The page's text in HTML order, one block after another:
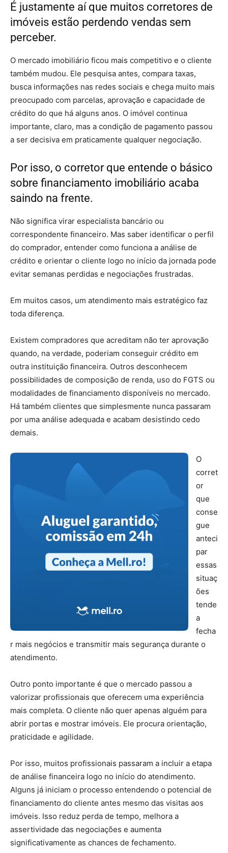
É justamente aí que muitos corretores de
imóveis estão perdendo vendas sem
perceber.
O mercado imobiliário ficou mais competitivo e o cliente
também mudou. Ele pesquisa antes, compara taxas,
busca informações nas redes sociais e chega muito mais
preocupado com parcelas, aprovação e capacidade de
crédito do que há alguns anos. O imóvel continua
importante, claro, mas a condição de pagamento passou
a ser decisiva em praticamente qualquer negociação.
Por isso, o corretor que entende o básico
sobre financiamento imobiliário acaba
saindo na frente.
Não significa virar especialista bancário ou
correspondente financeiro. Mas saber identificar o perfil
do comprador, entender como funciona a análise de
crédito e orientar o cliente logo no início da jornada pode
evitar semanas perdidas e negociações frustradas.
Em muitos casos, um atendimento mais estratégico faz
toda diferença.
Existem compradores que acreditam não ter aprovação
quando, na verdade, poderiam conseguir crédito em
outra instituição financeira. Outros desconhecem
possibilidades de composição de renda, uso do FGTS ou
modalidades de financiamento disponíveis no mercado.
Há também clientes que simplesmente nunca passaram
por uma análise adequada e acabam desistindo cedo
demais.
O
corret
or
que
conse
gue
anteci
par
essas
situaç
ões
tende
a
fecha
r mais negócios e transmitir mais segurança durante o
atendimento.
Outro ponto importante é que o mercado passou a
valorizar profissionais que oferecem uma experiência
mais completa. O cliente não quer apenas alguém para
abrir portas e mostrar imóveis. Ele procura orientação,
praticidade e agilidade.
Por isso, muitos profissionais passaram a incluir a etapa
de análise financeira logo no início do atendimento.
Alguns já iniciam o processo entendendo o potencial de
financiamento do cliente antes mesmo das visitas aos
imóveis. Isso reduz perda de tempo, melhora a
assertividade das negociações e aumenta
significativamente as chances de fechamento.